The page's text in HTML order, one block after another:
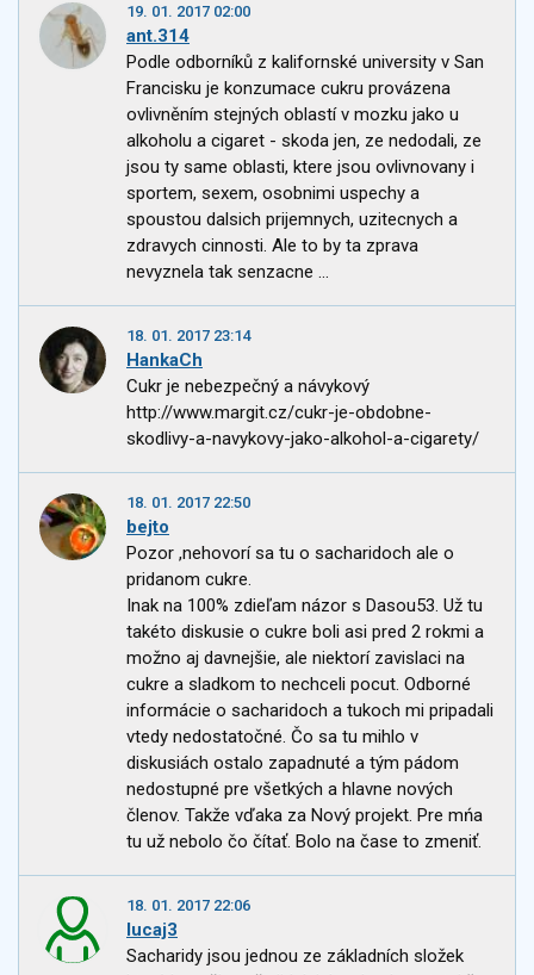
19. 01. 2017 02:00
ant.314
Podle odborníků z kalifornské university v San
Francisku je konzumace cukru provázena
ovlivněním stejných oblastí v mozku jako u
alkoholu a cigaret - skoda jen, ze nedodali, ze
jsou ty same oblasti, ktere jsou ovlivnovany i
sportem, sexem, osobnimi uspechy a
spoustou dalsich prijemnych, uzitecnych a
zdravych cinnosti. Ale to by ta zprava
nevyznela tak senzacne ...
18. 01. 2017 23:14
HankaCh
Cukr je nebezpečný a návykový
http://www.margit.cz/cukr-je-obdobne-
skodlivy-a-navykovy-jako-alkohol-a-cigarety/
18. 01. 2017 22:50
bejto
Pozor ,nehovorí sa tu o sacharidoch ale o
pridanom cukre.
Inak na 100% zdieľam názor s Dasou53. Už tu
takéto diskusie o cukre boli asi pred 2 rokmi a
možno aj davnejšie, ale niektorí zavislaci na
cukre a sladkom to nechceli pocut. Odborné
informácie o sacharidoch a tukoch mi pripadali
vtedy nedostatočné. Čo sa tu mihlo v
diskusiách ostalo zapadnuté a tým pádom
nedostupné pre všetkých a hlavne nových
členov. Takže vďaka za Nový projekt. Pre mńa
tu už nebolo čo čítať. Bolo na čase to zmeniť.
18. 01. 2017 22:06
lucaj3
Sacharidy jsou jednou ze základních složek